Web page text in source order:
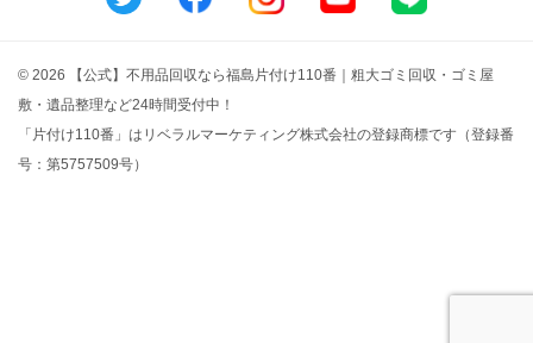
© 2026 【公式】不用品回収なら福島片付け110番｜粗大ゴミ回収・ゴミ屋
敷・遺品整理など24時間受付中！
「片付け110番」はリベラルマーケティング株式会社の登録商標です（登録番
号：第5757509号）